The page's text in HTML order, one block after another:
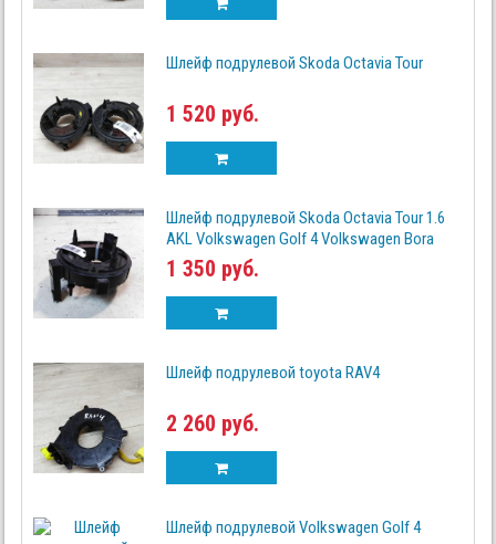
Шлейф подрулевой Skoda Octavia Tour
1 520 руб.
Шлейф подрулевой Skoda Octavia Tour 1.6
AKL Volkswagen Golf 4 Volkswagen Bora
1 350 руб.
Шлейф подрулевой toyota RAV4
2 260 руб.
Шлейф подрулевой Volkswagen Golf 4